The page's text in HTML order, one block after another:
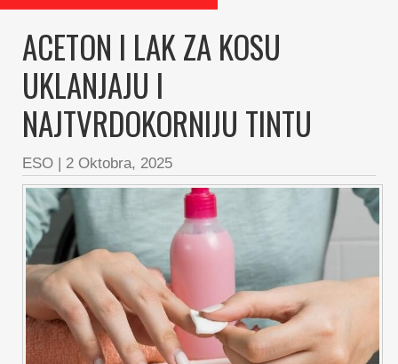
ACETON I LAK ZA KOSU
UKLANJAJU I
NAJTVRDOKORNIJU TINTU
ESO | 2 Oktobra, 2025